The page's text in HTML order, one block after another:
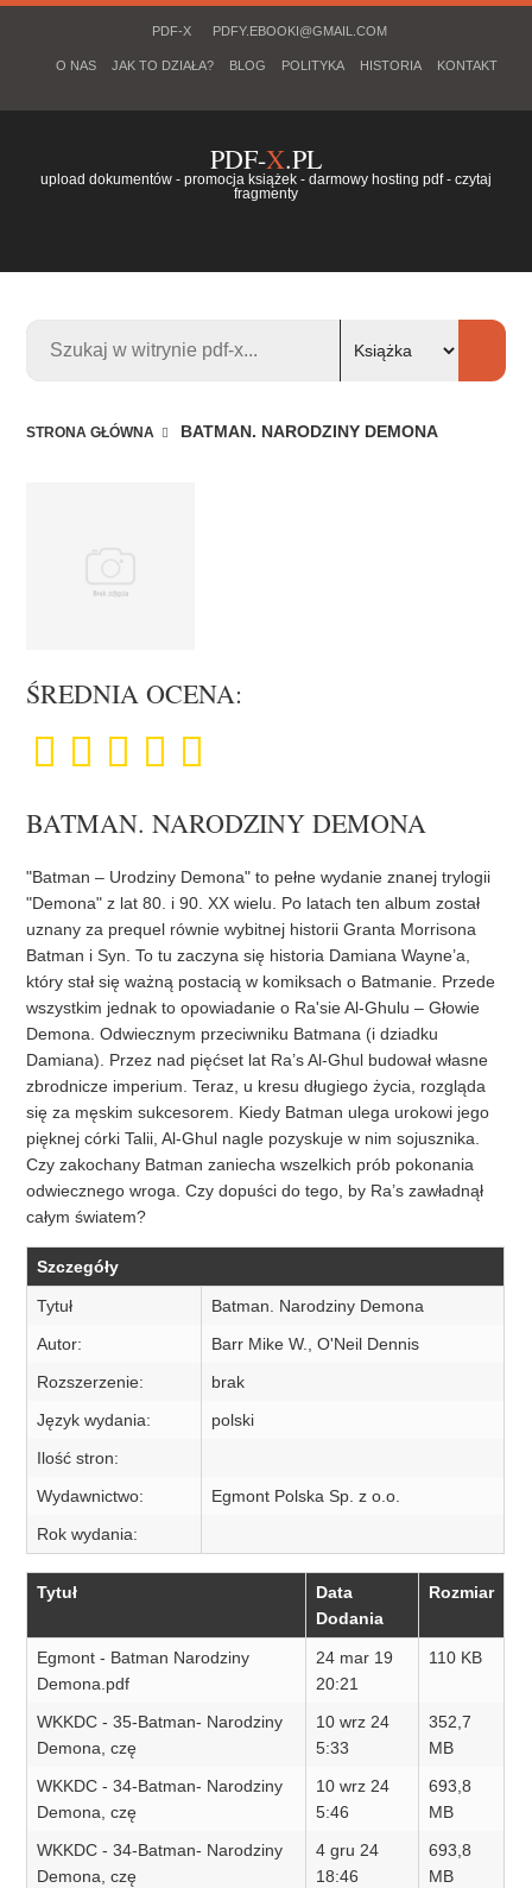
PDF-X PDFY.EBOOKI@GMAIL.COM
O NAS JAK TO DZIAŁA? BLOG POLITYKA HISTORIA KONTAKT
PDF-X.PL
upload dokumentów - promocja książek - darmowy hosting pdf - czytaj
fragmenty
STRONA GŁÓWNA BATMAN. NARODZINY DEMONA
ŚREDNIA OCENA:
BATMAN. NARODZINY DEMONA
"Batman – Urodziny Demona" to pełne wydanie znanej trylogii
"Demona" z lat 80. i 90. XX wielu. Po latach ten album został
uznany za prequel równie wybitnej historii Granta Morrisona
Batman i Syn. To tu zaczyna się historia Damiana Wayne’a,
który stał się ważną postacią w komiksach o Batmanie. Przede
wszystkim jednak to opowiadanie o Ra'sie Al-Ghulu – Głowie
Demona. Odwiecznym przeciwniku Batmana (i dziadku
Damiana). Przez nad pięćset lat Ra’s Al-Ghul budował własne
zbrodnicze imperium. Teraz, u kresu długiego życia, rozgląda
się za męskim sukcesorem. Kiedy Batman ulega urokowi jego
pięknej córki Talii, Al-Ghul nagle pozyskuje w nim sojusznika.
Czy zakochany Batman zaniecha wszelkich prób pokonania
odwiecznego wroga. Czy dopuści do tego, by Ra’s zawładnął
całym światem?
Szczegóły
Tytuł
Batman. Narodziny Demona
Autor:
Barr Mike W., O'Neil Dennis
Rozszerzenie:
brak
Język wydania:
polski
Ilość stron:
Wydawnictwo:
Egmont Polska Sp. z o.o.
Rok wydania:
Tytuł
Data
Dodania
Rozmiar
Egmont - Batman Narodziny
Demona.pdf
24 mar 19
20:21
110 KB
WKKDC - 35-Batman- Narodziny
Demona, czę
10 wrz 24
5:33
352,7
MB
WKKDC - 34-Batman- Narodziny
Demona, czę
10 wrz 24
5:46
693,8
MB
WKKDC - 34-Batman- Narodziny
Demona, czę
4 gru 24
18:46
693,8
MB